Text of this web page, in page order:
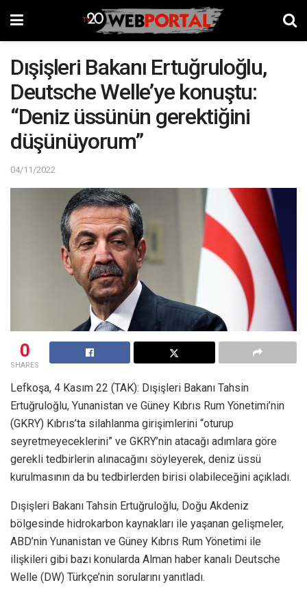
Dışişleri Bakanı Ertuğruloğlu,
Deutsche Welle’ye konuştu:
“Deniz üssünün gerektiğini
düşünüyorum”
04/11/2022
0
SHARES
Lefkoşa, 4 Kasım 22 (TAK): Dışişleri Bakanı Tahsin
Ertuğruloğlu, Yunanistan ve Güney Kıbrıs Rum Yönetimi’nin
(GKRY) Kıbrıs’ta silahlanma girişimlerini “oturup
seyretmeyeceklerini” ve GKRY’nin atacağı adımlara göre
gerekli tedbirlerin alınacağını söyleyerek, deniz üssü
kurulmasının da bu tedbirlerden birisi olabileceğini açıkladı.
Dışişleri Bakanı Tahsin Ertuğruloğlu, Doğu Akdeniz
bölgesinde hidrokarbon kaynakları ile yaşanan gelişmeler,
ABD’nin Yunanistan ve Güney Kıbrıs Rum Yönetimi ile
ilişkileri gibi bazı konularda Alman haber kanalı Deutsche
Welle (DW) Türkçe’nin sorularını yanıtladı.